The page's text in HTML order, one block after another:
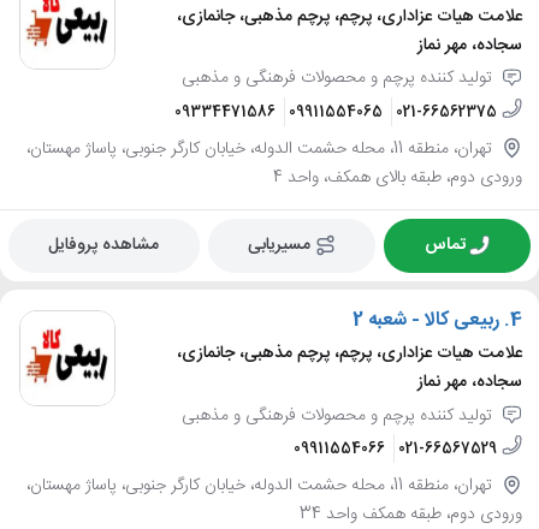
علامت هیات عزاداری، پرچم، پرچم مذهبی، جانمازی،
سجاده، مهر نماز
تولید کننده پرچم و محصولات فرهنگی و مذهبی
021-66562375
09911554065
09334471586
تهران، منطقه 11، محله حشمت الدوله، خیابان کارگر جنوبی، پاساژ مهستان،
ورودی دوم، طبقه بالای همکف، واحد 4
تماس مسیریابی مشاهده پروفایل
4. ربیعی کالا - شعبه 2
علامت هیات عزاداری، پرچم، پرچم مذهبی، جانمازی،
سجاده، مهر نماز
تولید کننده پرچم و محصولات فرهنگی و مذهبی
021-66567529
09911554066
تهران، منطقه 11، محله حشمت الدوله، خیابان کارگر جنوبی، پاساژ مهستان،
ورودی دوم، طبقه همکف واحد 34